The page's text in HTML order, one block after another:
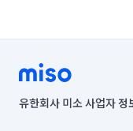
유한회사 미소 사업자 정